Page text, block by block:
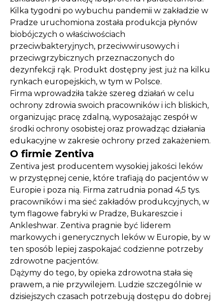
Kilka tygodni po wybuchu pandemii w zakładzie w
Pradze uruchomiona została produkcja płynów
biobójczych o właściwościach
przeciwbakteryjnych, przeciwwirusowych i
przeciwgrzybicznych przeznaczonych do
dezynfekcji rąk. Produkt dostępny jest już na kilku
rynkach europejskich, w tym w Polsce.
Firma wprowadziła także szereg działań w celu
ochrony zdrowia swoich pracowników i ich bliskich,
organizując pracę zdalną, wyposażając zespół w
środki ochrony osobistej oraz prowadząc działania
edukacyjne w zakresie ochrony przed zakażeniem.
O firmie Zentiva
Zentiva jest producentem wysokiej jakości leków
w przystępnej cenie, które trafiają do pacjentów w
Europie i poza nią. Firma zatrudnia ponad 4,5 tys.
pracowników i ma sieć zakładów produkcyjnych, w
tym flagowe fabryki w Pradze, Bukareszcie i
Ankleshwar. Zentiva pragnie być liderem
markowych i generycznych leków w Europie, by w
ten sposób lepiej zaspokajać codzienne potrzeby
zdrowotne pacjentów.
Dążymy do tego, by opieka zdrowotna stała się
prawem, a nie przywilejem. Ludzie szczególnie w
dzisiejszych czasach potrzebują dostępu do dobrej